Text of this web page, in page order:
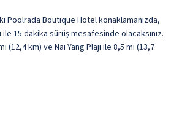
Poolrada Boutique Hotel konaklamanızda,
ile 15 dakika sürüş mesafesinde olacaksınız.
(12,4 km) ve Nai Yang Plajı ile 8,5 mi (13,7